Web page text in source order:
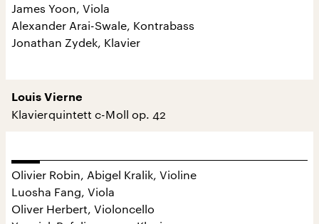
James Yoon, Viola
Alexander Arai-Swale, Kontrabass
Jonathan Zydek, Klavier
Louis Vierne
Klavierquintett c-Moll op. 42
Olivier Robin, Abigel Kralik, Violine
Luosha Fang, Viola
Oliver Herbert, Violoncello